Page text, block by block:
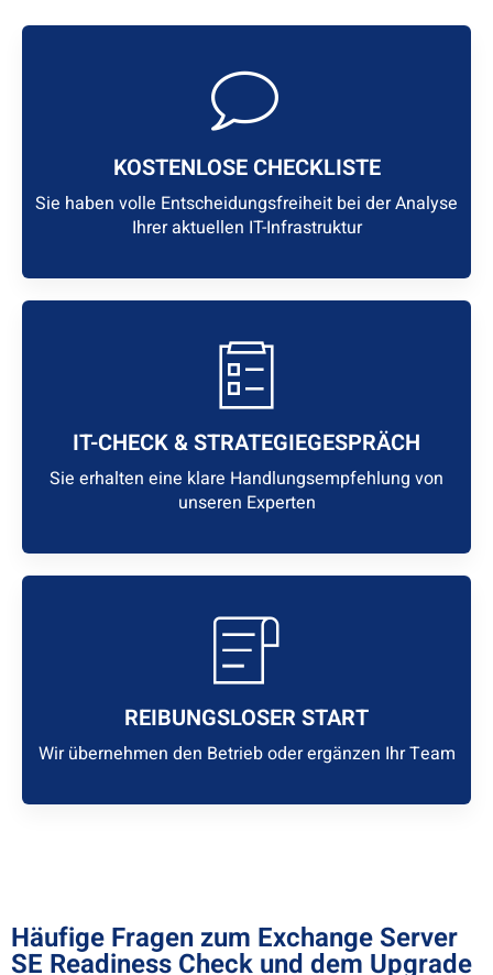
KOSTENLOSE CHECKLISTE
Sie haben volle Entscheidungsfreiheit bei der Analyse
Ihrer aktuellen IT-Infrastruktur
IT-CHECK & STRATEGIEGESPRÄCH
Sie erhalten eine klare Handlungsempfehlung von
unseren Experten
REIBUNGSLOSER START
Wir übernehmen den Betrieb oder ergänzen Ihr Team
Häufige Fragen zum Exchange Server
SE Readiness Check und dem Upgrade